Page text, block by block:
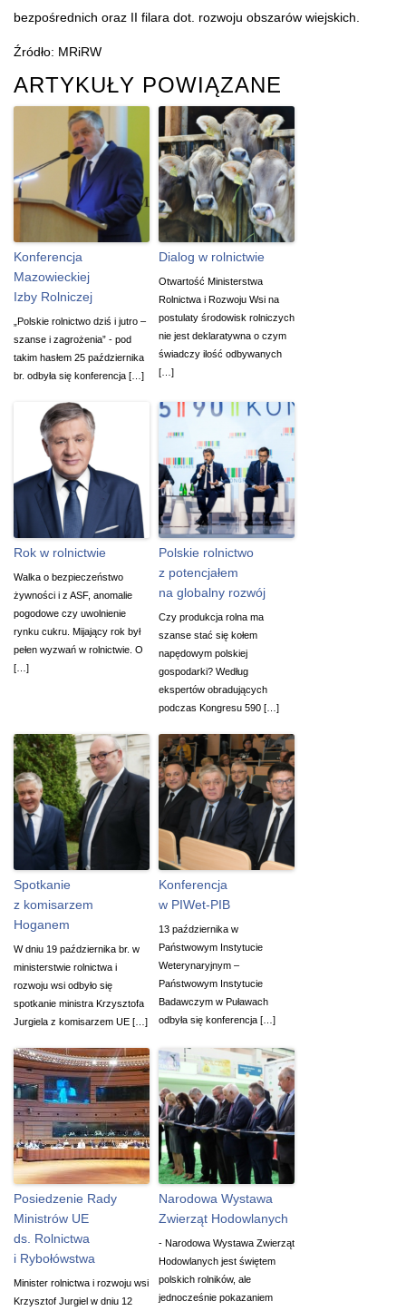
bezpośrednich oraz II filara dot. rozwoju obszarów wiejskich.
Źródło: MRiRW
ARTYKUŁY POWIĄZANE
Konferencja
Mazowieckiej
Izby Rolniczej
„Polskie rolnictwo dziś i jutro –
szanse i zagrożenia” - pod
takim hasłem 25 października
br. odbyła się konferencja […]
Dialog w rolnictwie
Otwartość Ministerstwa
Rolnictwa i Rozwoju Wsi na
postulaty środowisk rolniczych
nie jest deklaratywna o czym
świadczy ilość odbywanych
[…]
Rok w rolnictwie
Walka o bezpieczeństwo
żywności i z ASF, anomalie
pogodowe czy uwolnienie
rynku cukru. Mijający rok był
pełen wyzwań w rolnictwie. O
[…]
Polskie rolnictwo
z potencjałem
na globalny rozwój
Czy produkcja rolna ma
szanse stać się kołem
napędowym polskiej
gospodarki? Według
ekspertów obradujących
podczas Kongresu 590 […]
Spotkanie
z komisarzem
Hoganem
W dniu 19 października br. w
ministerstwie rolnictwa i
rozwoju wsi odbyło się
spotkanie ministra Krzysztofa
Jurgiela z komisarzem UE […]
Konferencja
w PIWet-PIB
13 października w
Państwowym Instytucie
Weterynaryjnym –
Państwowym Instytucie
Badawczym w Puławach
odbyła się konferencja […]
Posiedzenie Rady
Ministrów UE
ds. Rolnictwa
i Rybołówstwa
Minister rolnictwa i rozwoju wsi
Krzysztof Jurgiel w dniu 12
Narodowa Wystawa
Zwierząt Hodowlanych
- Narodowa Wystawa Zwierząt
Hodowlanych jest świętem
polskich rolników, ale
jednocześnie pokazaniem